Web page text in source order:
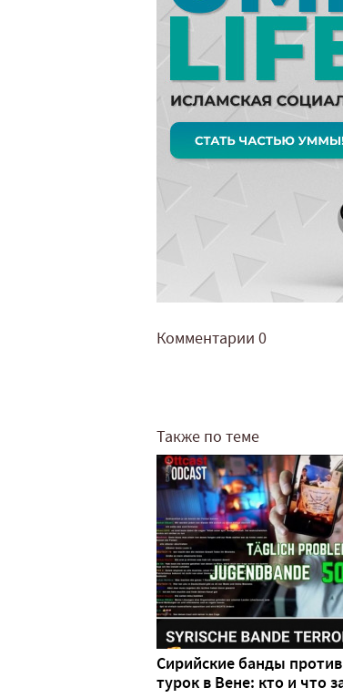
Комментарии 0
Также по теме
Сирийские банды
турок в Вене: кто и что